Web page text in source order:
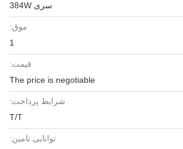
سری 384W
موق:
1
قیمت:
The price is negotiable
شرایط پرداخت:
T/T
توانایی تامین: